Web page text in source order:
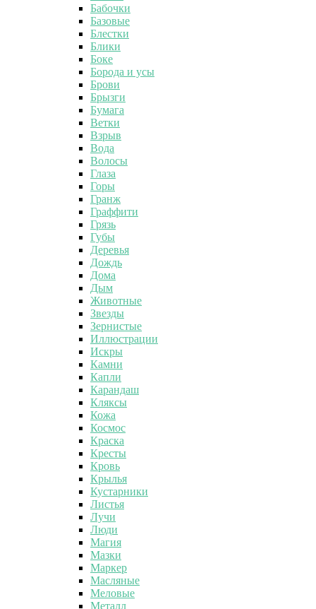
Бабочки
Базовые
Блестки
Блики
Боке
Борода и усы
Брови
Брызги
Бумага
Ветки
Взрыв
Вода
Волосы
Глаза
Горы
Гранж
Граффити
Грязь
Губы
Деревья
Дождь
Дома
Дым
Животные
Звезды
Зернистые
Иллюстрации
Искры
Камни
Капли
Карандаш
Кляксы
Кожа
Космос
Краска
Кресты
Кровь
Крылья
Кустарники
Листья
Лучи
Люди
Магия
Мазки
Маркер
Масляные
Меловые
Металл